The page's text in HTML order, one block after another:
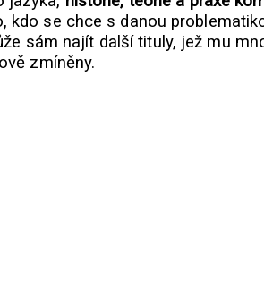
se chce s danou
sám najít další tituly, jež mu
zmíněny.